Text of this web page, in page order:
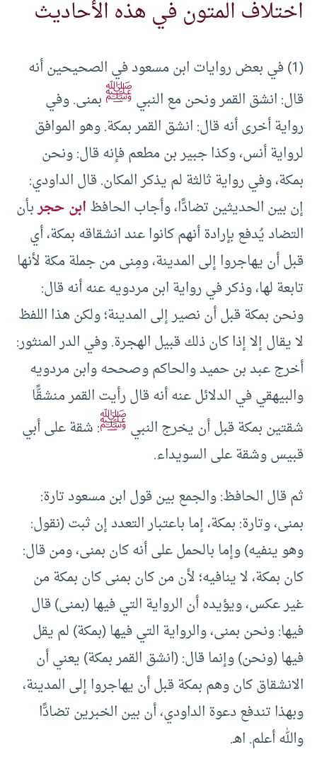
اختلاف المتون في هذه الأحاديث
(1) في بعض روايات ابن مسعود في الصحيحين أنه
قال: انشق القمر ونحن مع النبيﷺبمنى. وفي
رواية أخرى أنه قال: انشق القمر بمكة. وهو الموافق
لرواية أنس، وكذا جبير بن مطعم فإنه قال: ونحن
بمكة، وفي رواية ثالثة لم يذكر المكان. قال الداودي:
إن بين الحديثين تضادًّا، وأجاب الحافظابن حجربأن
التضاد يُدفع بإرادة أنهم كانوا عند انشقاقه بمكة، أي
قبل أن يهاجروا إلى المدينة، ومِنى من جملة مكة لأنها
تابعة لها، وذكر في رواية ابن مردويه عنه أنه قال:
ونحن بمكة قبل أن نصير إلى المدينة؛ ولكن هذا اللفظ
لا يقال إلا إذا كان ذلك قبيل الهجرة. وفي الدر المنثور:
أخرج عبد بن حميد والحاكم وصححه وابن مردويه
والبيهقي في الدلائل عنه أنه قال رأيت القمر منشقًّا
شقتين بمكة قبل أن يخرج النبيﷺ: شقة على أبي
قبيس وشقة على السويداء.
ثم قال الحافظ: والجمع بين قول ابن مسعود تارة:
بمنى، وتارة: بمكة، إما باعتبار التعدد إن ثبت (نقول:
وهو ينفيه) وإما بالحمل على أنه كان بمنى، ومن قال:
كان بمكة، لا ينافيه؛ لأن من كان بمنى كان بمكة من
غير عكس، ويؤيده أن الرواية التي فيها (بمنى) قال
فيها: ونحن بمنى، والرواية التي فيها (بمكة) لم يقل
فيها (ونحن) وإنما قال: (انشق القمر بمكة) يعني أن
الانشقاق كان وهم بمكة قبل أن يهاجروا إلى المدينة،
وبهذا تندفع دعوة الداودي، أن بين الخبرين تضادًّا
والله أعلم. اهـ.